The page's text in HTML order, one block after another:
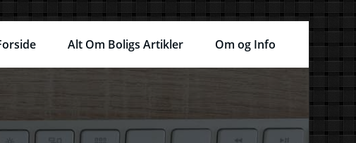
Alt Om Boligs Artikler Om og Info